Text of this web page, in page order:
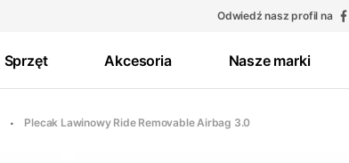
Odwiedź nasz profil na
Sprzęt Akcesoria Nasze marki
Plecak Lawinowy Ride Removable Airbag 3.0